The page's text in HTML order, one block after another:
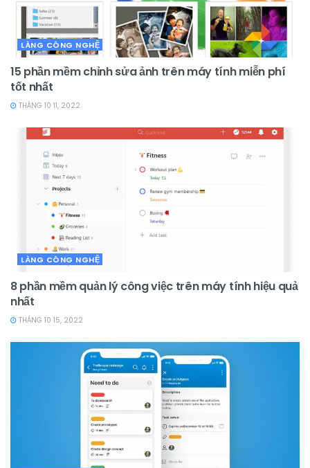
LÀNG CÔNG NGHỆ
15 phần mềm chỉnh sửa ảnh trên máy tính miễn phí
tốt nhất
THÁNG 10 11, 2022
LÀNG CÔNG NGHỆ
8 phần mềm quản lý công việc trên máy tính hiệu quả
nhất
THÁNG 10 15, 2022